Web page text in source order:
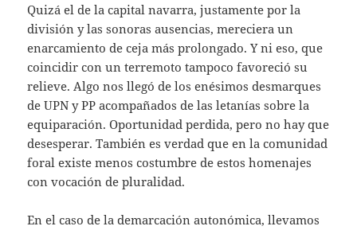
Quizá el de la capital navarra, justamente por la
división y las sonoras ausencias, mereciera un
enarcamiento de ceja más prolongado. Y ni eso, que
coincidir con un terremoto tampoco favoreció su
relieve. Algo nos llegó de los enésimos desmarques
de UPN y PP acompañados de las letanías sobre la
equiparación. Oportunidad perdida, pero no hay que
desesperar. También es verdad que en la comunidad
foral existe menos costumbre de estos homenajes
con vocación de pluralidad.
En el caso de la demarcación autonómica, llevamos